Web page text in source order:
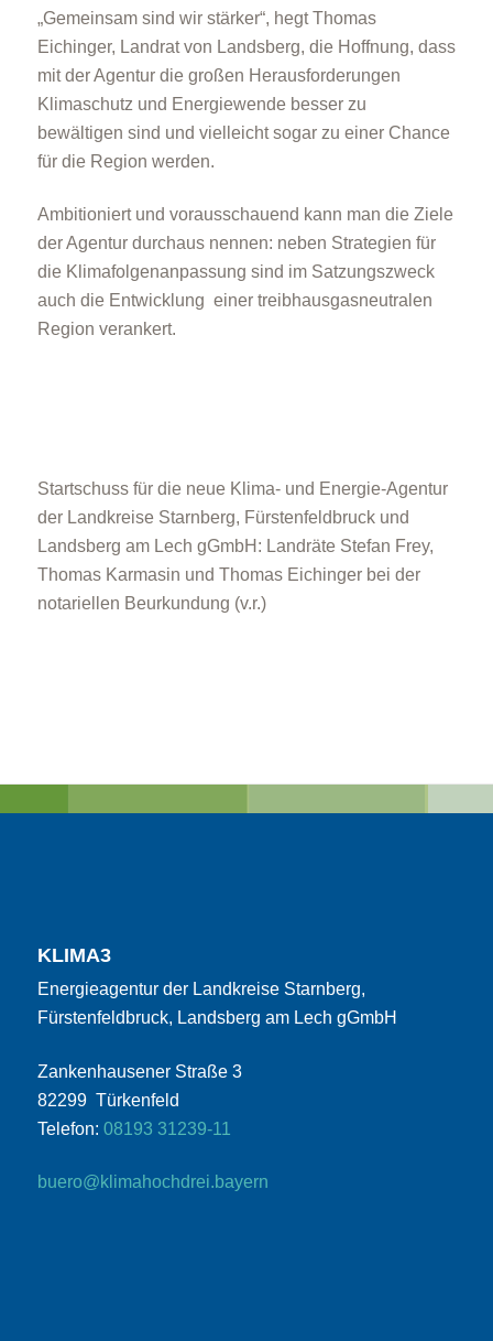
„Gemeinsam sind wir stärker“, hegt Thomas
Eichinger, Landrat von Landsberg, die Hoffnung, dass
mit der Agentur die großen Herausforderungen
Klimaschutz und Energiewende besser zu
bewältigen sind und vielleicht sogar zu einer Chance
für die Region werden.
Ambitioniert und vorausschauend kann man die Ziele
der Agentur durchaus nennen: neben Strategien für
die Klimafolgenanpassung sind im Satzungszweck
auch die Entwicklung einer treibhausgasneutralen
Region verankert.
Startschuss für die neue Klima- und Energie-Agentur
der Landkreise Starnberg, Fürstenfeldbruck und
Landsberg am Lech gGmbH: Landräte Stefan Frey,
Thomas Karmasin und Thomas Eichinger bei der
notariellen Beurkundung (v.r.)
KLIMA3
Energieagentur der Landkreise Starnberg,
Fürstenfeldbruck, Landsberg am Lech gGmbH
Zankenhausener Straße 3
82299 Türkenfeld
Telefon: 08193 31239-11
buero@klimahochdrei.bayern